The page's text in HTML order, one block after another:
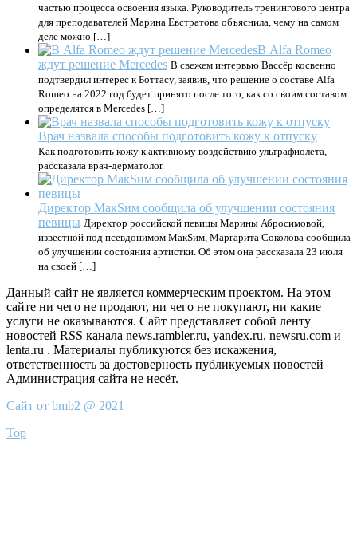
частью процесса освоения языка. Руководитель тренингового центра
для преподавателей Марина Евстратова объяснила, чему на самом
деле можно […]
В Alfa Romeo
ждут решение Mercedes В свежем интервью Вассёр косвенно
подтвердил интерес к Боттасу, заявив, что решение о составе Alfa
Romeo на 2022 год будет принято после того, как со своим составом
определятся в Mercedes […]
Врач назвала способы подготовить кожу к отпуску
Как подготовить кожу к активному воздействию ультрафиолета,
рассказала врач-дерматолог.
Директор МакSим сообщила об улучшении состояния
певицы Директор российской певицы Марины Абросимовой,
известной под псевдонимом МакSим, Маргарита Соколова сообщила
об улучшении состояния артистки. Об этом она рассказала 23 июля
на своей […]
Данный сайт не является коммерческим проектом. На этом
сайте ни чего не продают, ни чего не покупают, ни какие
услуги не оказываются. Сайт представляет собой ленту
новостей RSS канала news.rambler.ru, yandex.ru, newsru.com и
lenta.ru . Материалы публикуются без искажения,
ответственность за достоверность публикуемых новостей
Администрация сайта не несёт.
Сайт от bmb2 @ 2021
Top